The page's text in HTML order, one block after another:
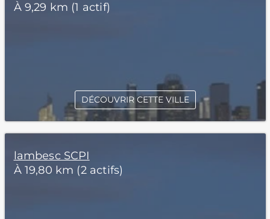
À 9,29 km (1 actif)
DÉCOUVRIR CETTE VILLE
lambesc SCPI
À 19,80 km (2 actifs)